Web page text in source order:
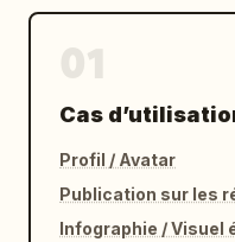
Cas
Profil / Avatar
Publication sur les
Infographie / Visuel